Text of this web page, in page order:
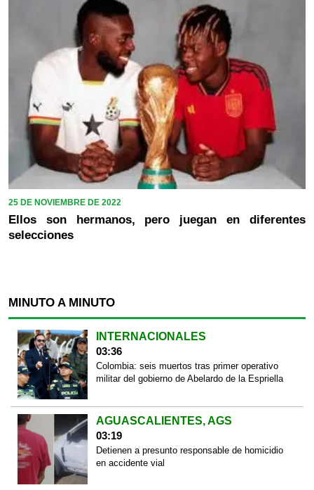
25 DE NOVIEMBRE DE 2022
Ellos son hermanos, pero juegan en diferentes
selecciones
MINUTO A MINUTO
INTERNACIONALES
03:36
Colombia: seis muertos tras primer operativo
militar del gobierno de Abelardo de la Espriella
AGUASCALIENTES, AGS
03:19
Detienen a presunto responsable de homicidio
en accidente vial